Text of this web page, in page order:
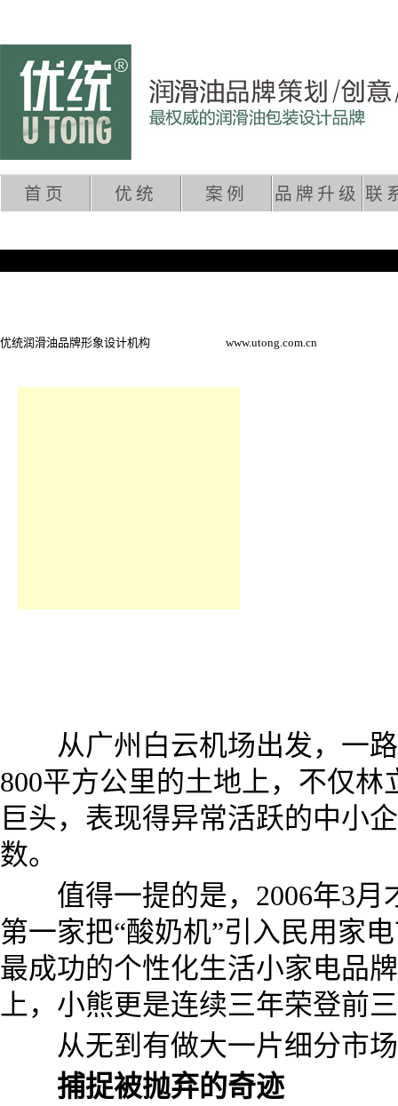
首页 优统 案例 品牌升级 联
优统润滑油品牌形象设计机构 www.utong.com.cn
从广州白云机场出发，一路
800平方公里的土地上，不仅
巨头，表现得异常活跃的中小
数。
值得一提的是，2006年3月
第一家把“酸奶机”引入民用家
最成功的个性化生活小家电品
上，小熊更是连续三年荣登前
从无到有做大一片细分市场
捕捉被抛弃的奇迹